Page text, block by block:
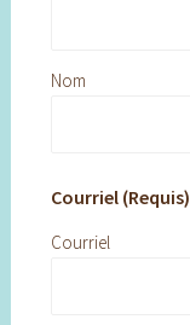
Nom
Courriel (Requis)
Courriel